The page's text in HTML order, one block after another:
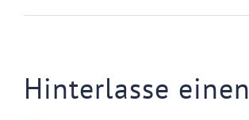
Hinterlasse einen